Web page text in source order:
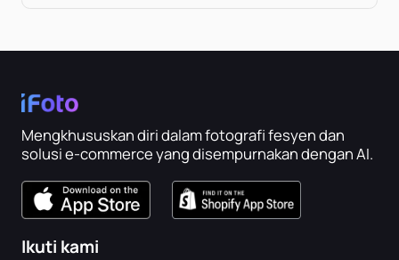
Mengkhususkan diri dalam fotografi fesyen dan
solusi e-commerce yang disempurnakan dengan AI.
Ikuti kami